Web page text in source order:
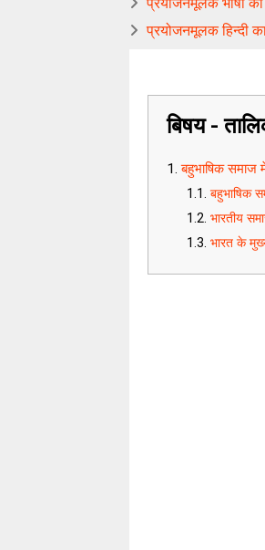
प्रयोजनमूलक हिन्दी
बिषय -
बहुभाषिक समाज
बहुभाषिक
भारतीय
भारत के